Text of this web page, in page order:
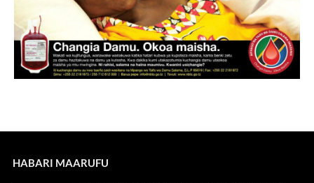
HABARI MAARUFU